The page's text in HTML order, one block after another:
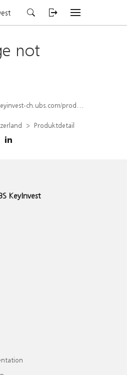
not
produkt/detail/index/isin/CH1564644917
Produktdetail
KeyInvest